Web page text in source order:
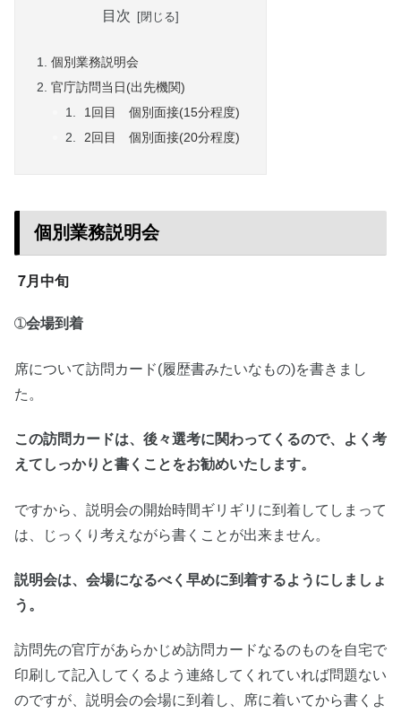
目次
個別業務説明会
官庁訪問当日(出先機関)
1回目 個別面接(15分程度)
2回目 個別面接(20分程度)
個別業務説明会
7月中旬
➀会場到着
席について訪問カード(履歴書みたいなもの)を書きまし
た。
この訪問カードは、後々選考に関わってくるので、よく考
えてしっかりと書くことをお勧めいたします。
ですから、説明会の開始時間ギリギリに到着してしまって
は、じっくり考えながら書くことが出来ません。
説明会は、会場になるべく早めに到着するようにしましょ
う。
訪問先の官庁があらかじめ訪問カードなるのものを自宅で
印刷して記入してくるよう連絡してくれていれば問題ない
のですが、説明会の会場に到着し、席に着いてから書くよ